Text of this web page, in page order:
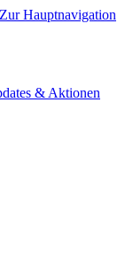
Zur Hauptnavigation
& Aktionen